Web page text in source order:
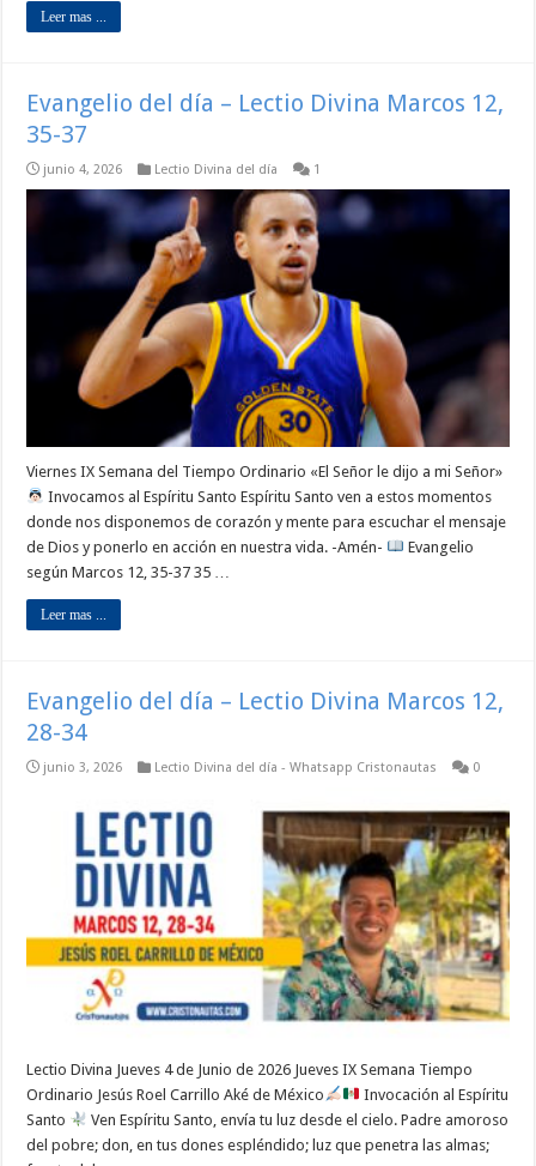
Leer mas ...
Evangelio del día – Lectio Divina Marcos 12,
35-37
junio 4, 2026 Lectio Divina del día 1
Viernes IX Semana del Tiempo Ordinario «El Señor le dijo a mi Señor»
Invocamos al Espíritu Santo Espíritu Santo ven a estos momentos
donde nos disponemos de corazón y mente para escuchar el mensaje
de Dios y ponerlo en acción en nuestra vida. -Amén-
Evangelio
según Marcos 12, 35-37 35 …
Leer mas ...
Evangelio del día – Lectio Divina Marcos 12,
28-34
junio 3, 2026 Lectio Divina del día - Whatsapp Cristonautas 0
Lectio Divina Jueves 4 de Junio de 2026 Jueves IX Semana Tiempo
Ordinario Jesús Roel Carrillo Aké de México
Invocación al Espíritu
Santo
Ven Espíritu Santo, envía tu luz desde el cielo. Padre amoroso
del pobre; don, en tus dones espléndido; luz que penetra las almas;